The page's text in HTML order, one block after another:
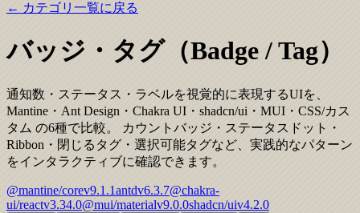
← カテゴリ一覧に戻る
バッジ・タグ（Badge / Tag）
通知数・ステータス・ラベルを視覚的に表現するUIを、
Mantine・Ant Design・Chakra UI・shadcn/ui・MUI・CSS/カス
タム の6種で比較。 カウントバッジ・ステータスドット・
Ribbon・閉じるタグ・選択可能タグなど、実践的なパターン
をインタラクティブに確認できます。
@mantine/corev9.1.1antdv6.3.7@chakra-
ui/reactv3.34.0@mui/materialv9.0.0shadcn/uiv4.2.0